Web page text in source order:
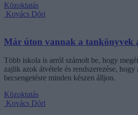
Közoktatás
Kovács Dóri
Már úton vannak a tankönyvek
Több iskola is arról számolt be, hogy
zajlik azok átvétele és rendszerezése, hogy
becsengetésre minden készen álljon.
Közoktatás
Kovács Dóri